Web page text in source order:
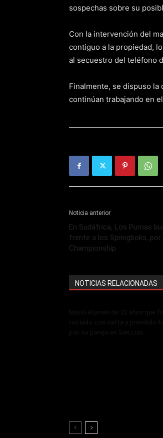
sospechas sobre su
Con la intervención del
contiguo a la propiedad,
al secuestro del teléfono
Finalmente, se dispuso
continúan trabajando en
Noticia anterior
En Sudáfrica, Los Pumas
frente a los Springboks, por
Championship
NOTICIAS RELACIONADAS